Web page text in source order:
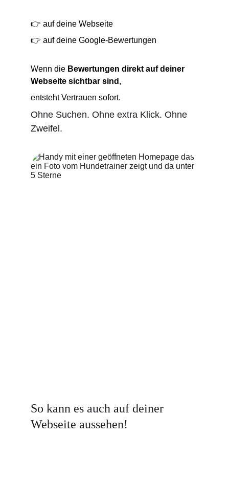
👉 auf deine Webseite
👉 auf deine Google-Bewertungen
Wenn die Bewertungen direkt auf deiner
Webseite sichtbar sind ,
entsteht Vertrauen sofort.
Ohne Suchen. Ohne extra Klick. Ohne
Zweifel.
So kann es auch auf deiner
Webseite aussehen!